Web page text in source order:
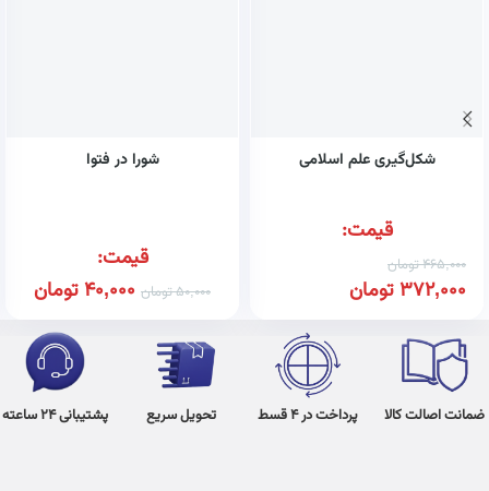
شکل‌گیری علم اسلامی
قیمت:
465,000تومان
372,000تومان
شورا در فتوا
قیمت:
50,000تومان 40,000تومان
ضمانت اصالت کالا پرداخت در 4 قسط تحویل سریع پشتیبانی 24 ساعته